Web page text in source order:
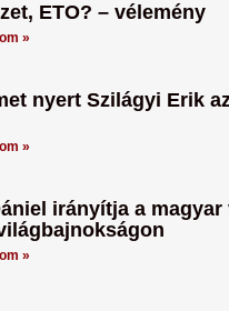
ETO? – vélemény
»
nyert Szilágyi Erik
»
irányítja a
»